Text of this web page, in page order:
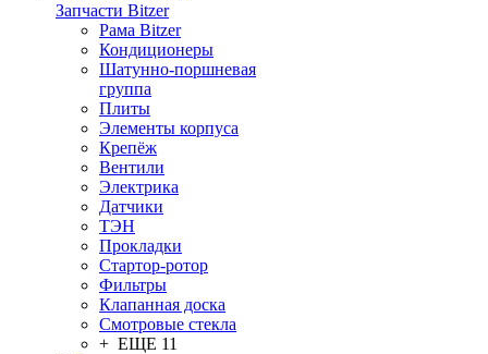
Запчасти Bitzer
Рама Bitzer
Кондиционеры
Шатунно-поршневая
группа
Плиты
Элементы корпуса
Крепёж
Вентили
Электрика
Датчики
ТЭН
Прокладки
Стартор-ротор
Фильтры
Клапанная доска
Смотровые стекла
+ ЕЩЕ 11